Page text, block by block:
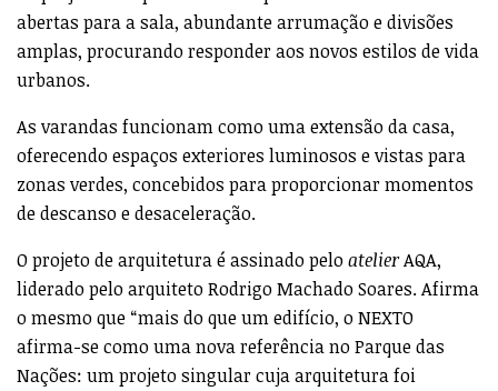
abertas para a sala, abundante arrumação e divisões
amplas, procurando responder aos novos estilos de vida
urbanos.
As varandas funcionam como uma extensão da casa,
oferecendo espaços exteriores luminosos e vistas para
zonas verdes, concebidos para proporcionar momentos
de descanso e desaceleração.
O projeto de arquitetura é assinado peloatelierAQA,
liderado pelo arquiteto Rodrigo Machado Soares. Afirma
o mesmo que “mais do que um edifício, o NEXTO
afirma-se como uma nova referência no Parque das
Nações: um projeto singular cuja arquitetura foi